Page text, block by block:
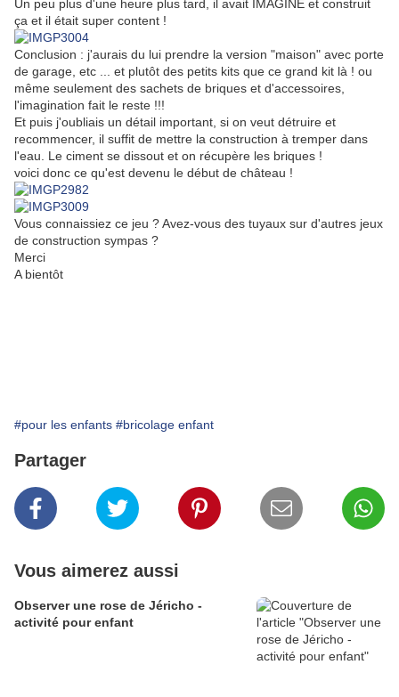
Un peu plus d'une heure plus tard, il avait IMAGINE et construit
ça et il était super content !
Conclusion : j'aurais du lui prendre la version "maison" avec porte
de garage, etc ... et plutôt des petits kits que ce grand kit là ! ou
même seulement des sachets de briques et d'accessoires,
l'imagination fait le reste !!!
Et puis j'oubliais un détail important, si on veut détruire et
recommencer, il suffit de mettre la construction à tremper dans
l'eau. Le ciment se dissout et on récupère les briques !
voici donc ce qu'est devenu le début de château !
Vous connaissiez ce jeu ? Avez-vous des tuyaux sur d'autres jeux
de construction sympas ?
Merci
A bientôt
#pour les enfants #bricolage enfant
Partager
Vous aimerez aussi
Observer une rose de Jéricho -
activité pour enfant